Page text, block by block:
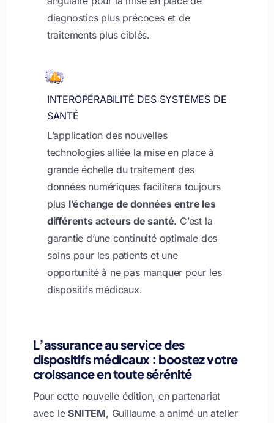
diagnostics plus précoces et de
traitements plus ciblés.
INTEROPÉRABILITÉ DES SYSTÈMES DE
SANTÉ
L’application des nouvelles
technologies alliée la mise en place à
grande échelle du traitement des
données numériques facilitera toujours
plus l’échange de données entre les
différents acteurs de santé. C’est la
garantie d’une continuité optimale des
soins pour les patients et une
opportunité à ne pas manquer pour les
dispositifs médicaux.
L’assurance au service des
dispositifs médicaux : boostez votre
croissance en toute sérénité
Pour cette nouvelle édition, en partenariat
avec leSNITEM, Guillaume a animé un atelier